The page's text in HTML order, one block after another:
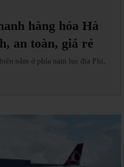
hàng hóa Hà
an toàn, giá rẻ
nằm ở phía nam lục địa Phi,